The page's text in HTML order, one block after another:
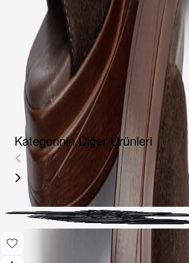
Fırsat Kombini Componenti Buraya Gelecek
ÜRÜN HAKKINDA
TAKSIT SEÇENEKLERI
YORUMLAR
AKSESUARLAR
Kategorinin Diğer Ürünleri